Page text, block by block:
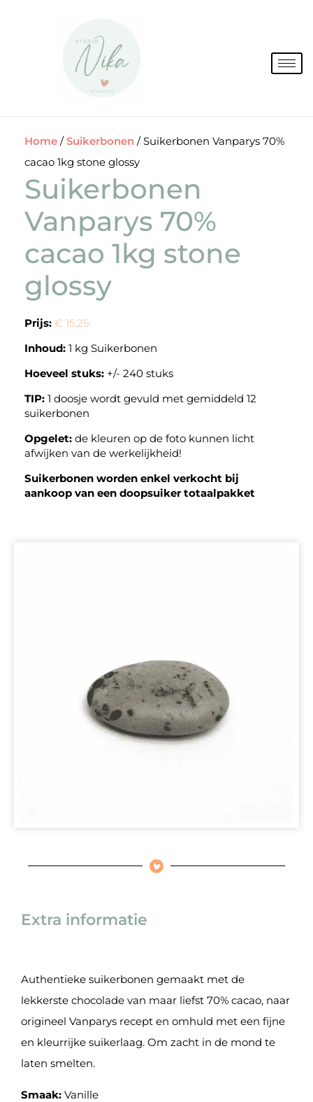
Home /Suikerbonen / Suikerbonen Vanparys 70%
cacao 1kg stone glossy
Suikerbonen
Vanparys 70%
cacao 1kg stone
glossy
Prijs: € 15,25
Inhoud: 1 kg Suikerbonen
Hoeveel stuks: +/- 240 stuks
TIP: 1 doosje wordt gevuld met gemiddeld 12
suikerbonen
Opgelet: de kleuren op de foto kunnen licht
afwijken van de werkelijkheid!
Suikerbonen worden enkel verkocht bij
aankoop van een doopsuiker totaalpakket
Extra informatie
Authentieke suikerbonen gemaakt met de
lekkerste chocolade van maar liefst 70% cacao, naar
origineel Vanparys recept en omhuld met een fijne
en kleurrijke suikerlaag. Om zacht in de mond te
laten smelten.
Smaak: Vanille